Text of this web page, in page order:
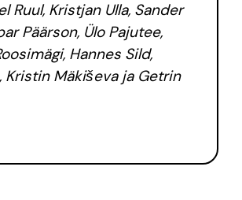
Ruul, Kristjan Ulla, Sander
Päärson, Ülo Pajutee,
Hannes Sild,
Kristin Mäkiševa ja Getrin